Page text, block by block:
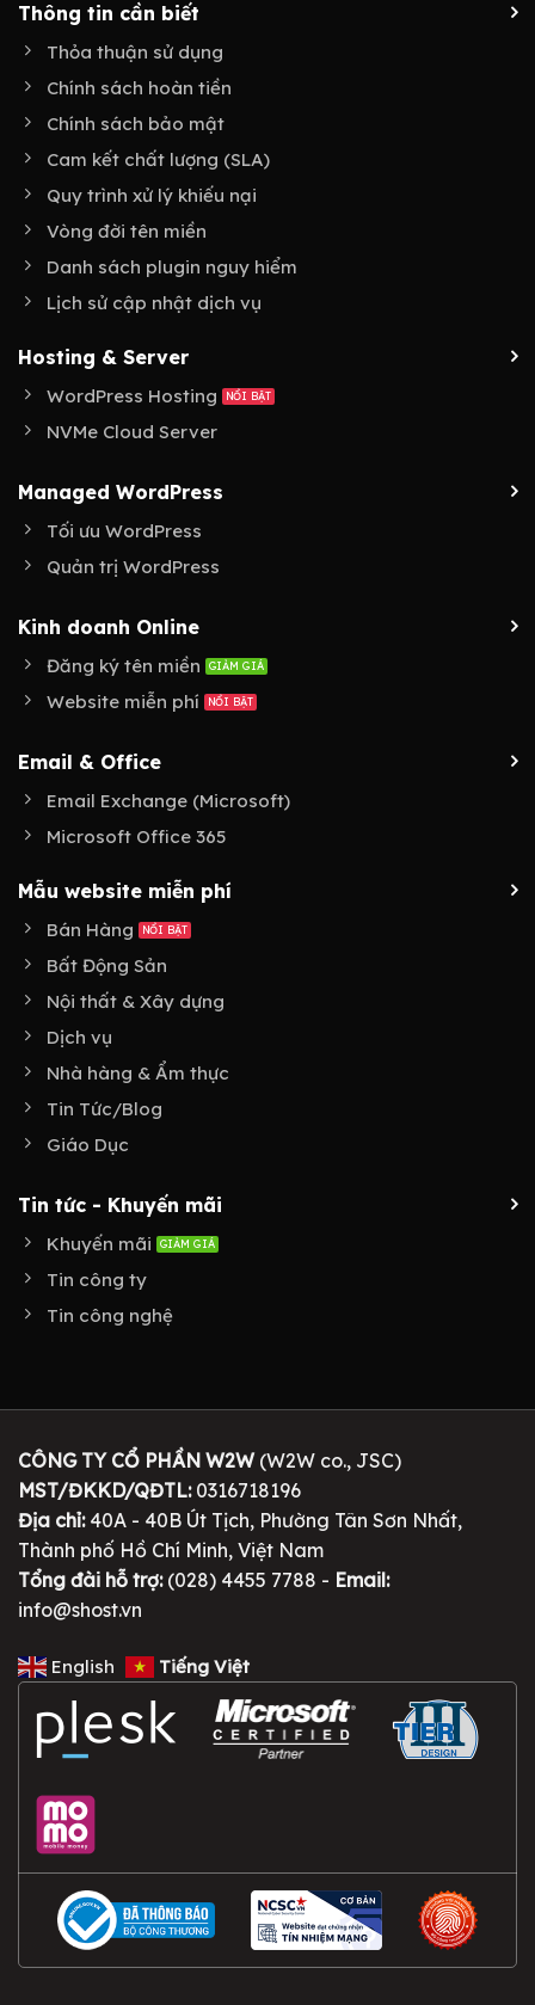
Thông tin cần biết
Thỏa thuận sử dụng
Chính sách hoàn tiền
Chính sách bảo mật
Cam kết chất lượng (SLA)
Quy trình xử lý khiếu nại
Vòng đời tên miền
Danh sách plugin nguy hiểm
Lịch sử cập nhật dịch vụ
Hosting & Server
WordPress Hosting
NVMe Cloud Server
Managed WordPress
Tối ưu WordPress
Quản trị WordPress
Kinh doanh Online
Đăng ký tên miền
Website miễn phí
Email & Office
Email Exchange (Microsoft)
Microsoft Office 365
Mẫu website miễn phí
Bán Hàng
Bất Động Sản
Nội thất & Xây dựng
Dịch vụ
Nhà hàng & Ẩm thực
Tin Tức/Blog
Giáo Dục
Tin tức - Khuyến mãi
Khuyến mãi
Tin công ty
Tin công nghệ
CÔNG TY CỔ PHẦN W2W(W2W co., JSC)
MST/ĐKKD/QĐTL:0316718196
Địa chỉ:40A - 40B Út Tịch, Phường Tân Sơn Nhất,
Thành phố Hồ Chí Minh, Việt Nam
Tổng đài hỗ trợ:(028) 4455 7788 - Email:
info@shost.vn
English Tiếng Việt